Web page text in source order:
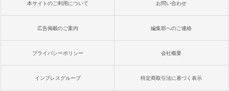
本サイトのご利用について お問い合わせ
広告掲載のご案内 編集部へのご連絡
プライバシーポリシー 会社概要
インプレスグループ 特定商取引法に基づく表示